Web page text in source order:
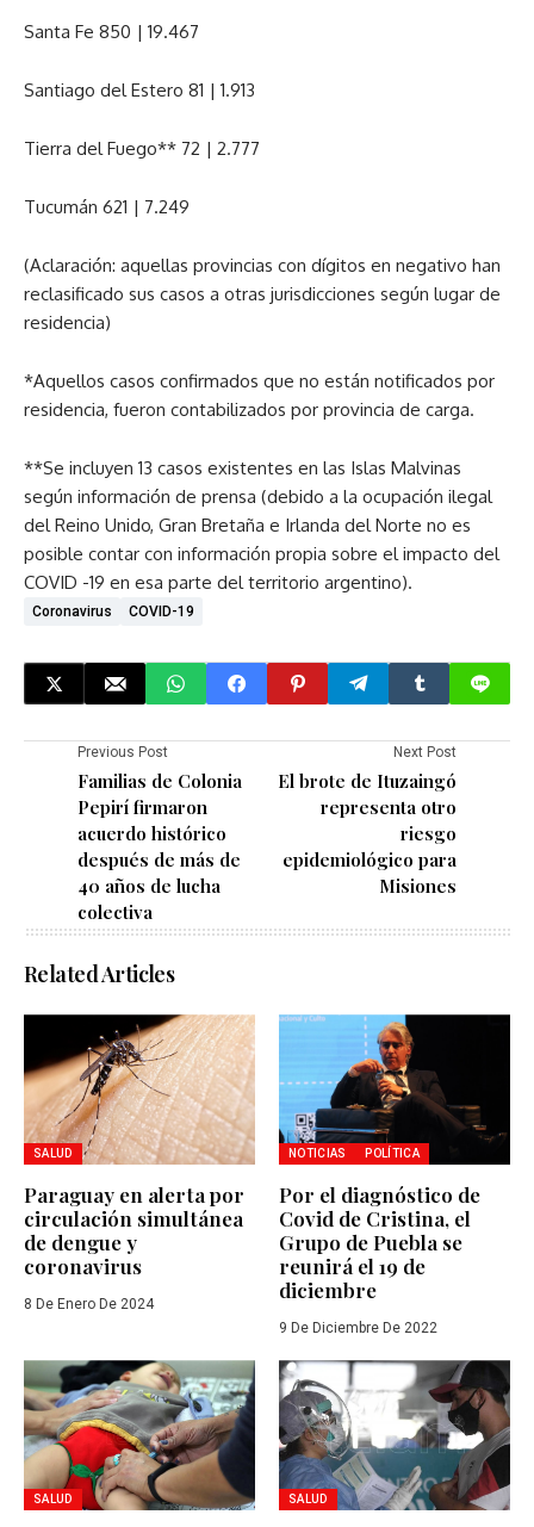
Santa Fe 850 | 19.467
Santiago del Estero 81 | 1.913
Tierra del Fuego** 72 | 2.777
Tucumán 621 | 7.249
(Aclaración: aquellas provincias con dígitos en negativo han
reclasificado sus casos a otras jurisdicciones según lugar de
residencia)
*Aquellos casos confirmados que no están notificados por
residencia, fueron contabilizados por provincia de carga.
**Se incluyen 13 casos existentes en las Islas Malvinas
según información de prensa (debido a la ocupación ilegal
del Reino Unido, Gran Bretaña e Irlanda del Norte no es
posible contar con información propia sobre el impacto del
COVID -19 en esa parte del territorio argentino).
Coronavirus COVID-19
Previous Post
Familias de Colonia
Pepirí firmaron
acuerdo histórico
después de más de
40 años de lucha
colectiva
Next Post
El brote de Ituzaingó
representa otro
riesgo
epidemiológico para
Misiones
Related Articles
SALUD
Paraguay en alerta por
circulación simultánea
de dengue y
coronavirus
8 De Enero De 2024
NOTICIAS POLÍTICA
Por el diagnóstico de
Covid de Cristina, el
Grupo de Puebla se
reunirá el 19 de
diciembre
9 De Diciembre De 2022
SALUD SALUD